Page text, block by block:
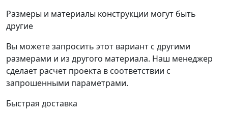
Размеры и материалы конструкции могут быть
другие
Вы можете запросить этот вариант с другими
размерами и из другого материала. Наш менеджер
сделает расчет проекта в соответствии с
запрошенными параметрами.
Быстрая доставка